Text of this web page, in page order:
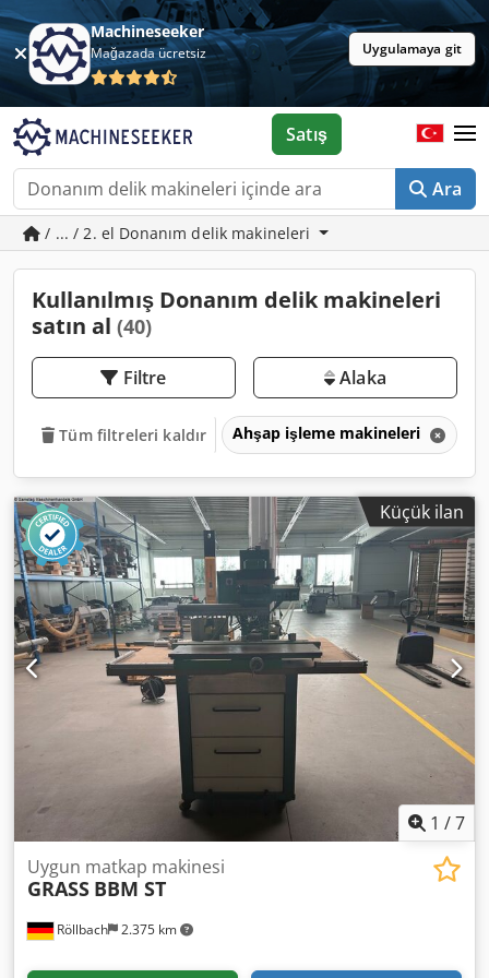
Machineseeker
Mağazada ücretsiz Uygulamaya git
Ara
Satış
/ ... / 2. el Donanım delik makineleri
Kullanılmış Donanım delik makineleri
satın al (40)
Filtre Alaka
Tüm filtreleri kaldır Ahşap işleme makineleri
Küçük ilan
1 /7
Röllbach 2.375 km
Uygun matkap makinesi
GRASS BBM ST